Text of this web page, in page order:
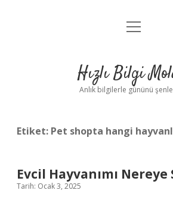
Anasayfa
Yasal Uyarı
menüyü
Hızlı Bilgi
Anlık bilgilerle gününü
Etiket: Pet shopta hangi
Evcil Hayvanımı
Tarih: Ocak 3, 2025